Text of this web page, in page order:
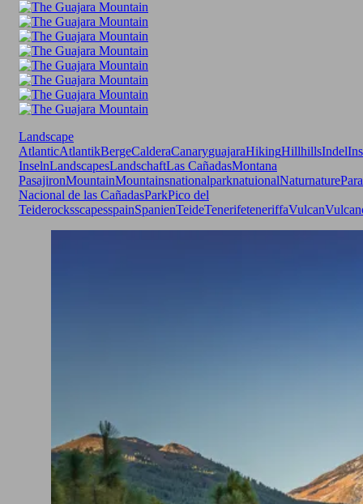
Landscape
AtlanticAtlantikBergeCalderaCanaryguajaraHikingHillhillsIndel
InselnLandscapesLandschaftLas CañadasMontana
PasajironMountainMountainsnationalparknatuionalNaturnature
Nacional de las CañadasParkPico del
TeiderocksscapesspainSpanienTeideTenerifeteneriffaVulcan